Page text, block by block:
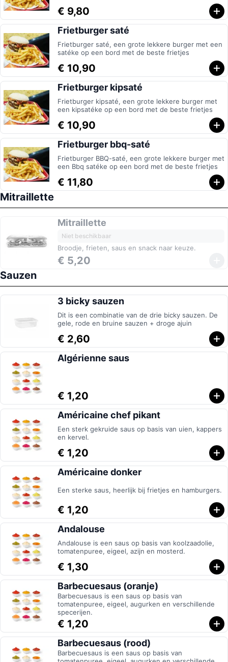
€ 9,80
Frietburger saté
Frietburger saté, een grote lekkere burger met een
satéke op een bord met de beste frietjes
€ 10,90
Frietburger kipsaté
Frietburger kipsaté, een grote lekkere burger met
een kipsatéke op een bord met de beste frietjes
€ 10,90
Frietburger bbq-saté
Frietburger BBQ-saté, een grote lekkere burger met
een Bbq satéke op een bord met de beste frietjes
€ 11,80
Mitraillette
Mitraillette
Niet beschikbaar
Broodje, frieten, saus en snack naar keuze.
€ 5,20
Sauzen
3 bicky sauzen
Dit is een combinatie van de drie bicky sauzen. De
gele, rode en bruine sauzen + droge ajuin
€ 2,60
Algérienne saus
€ 1,20
Américaine chef pikant
Een sterk gekruide saus op basis van uien, kappers
en kervel.
€ 1,20
Américaine donker
Een sterke saus, heerlijk bij frietjes en hamburgers.
€ 1,20
Andalouse
Andalouse is een saus op basis van koolzaadolie,
tomatenpuree, eigeel, azijn en mosterd.
€ 1,30
Barbecuesaus (oranje)
Barbecuesaus is een saus op basis van
tomatenpuree, eigeel, augurken en verschillende
specerijen.
€ 1,20
Barbecuesaus (rood)
Barbecuesaus is een saus op basis van